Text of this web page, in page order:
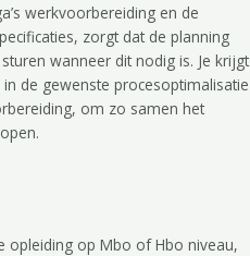
werkvoorbereiding en de
zorgt dat de planning
wanneer dit nodig is. Je krijgt
de gewenste procesoptimalisatie
om zo samen het
opleiding op Mbo of Hbo niveau,